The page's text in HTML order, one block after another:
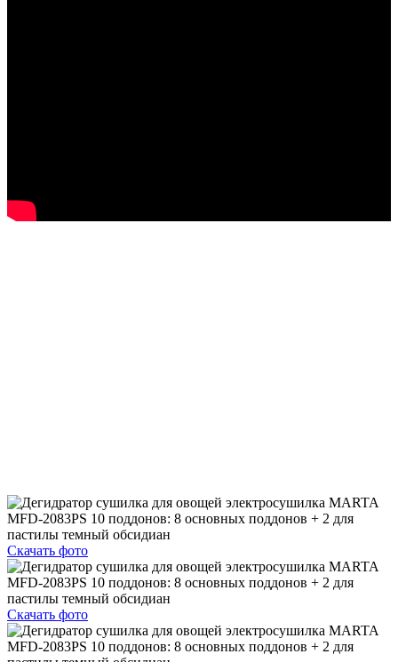
Скачать фото
Скачать фото